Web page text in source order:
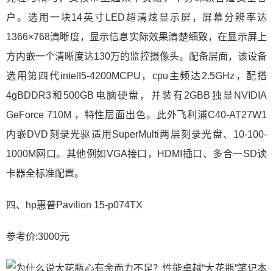
户。选用一块14英寸LED超清炫显示屏，屏幕分辨率达
1366×768清晰度，显示信息实际效果清楚细致，在显示屏上
方内嵌一个清晰度达130万的监控摄像头。配备层面，该设备
选用第四代intelI5-4200MCPU，cpu主频达2.5GHz，配搭
4gBDDR3和500GB电脑硬盘，并装有2GBB独显NVIDIA
GeForce 710M ，特性层面出色。此外飞利浦C40-AT27W1
内嵌DVD刻录光驱适用SuperMulti两层刻录光盘、10-100-
1000M网口。其他例如VGA接口，HDMI插口、多合一SD读
卡器全标准配置。
四、hp惠普Pavilion 15-p074TX
参考价:3000元